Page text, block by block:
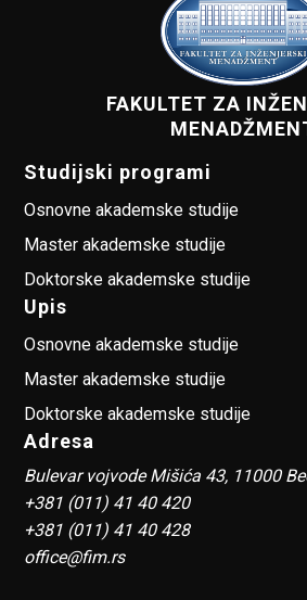
FAKULTET ZA
Studijski programi
Osnovne akademske studije
Master akademske studije
Doktorske akademske studije
Upis
Osnovne akademske studije
Master akademske studije
Doktorske akademske studije
Adresa
Bulevar vojvode Mišića 43, 11000
+381 (011) 41 40 420
+381 (011) 41 40 428
office@fim.rs